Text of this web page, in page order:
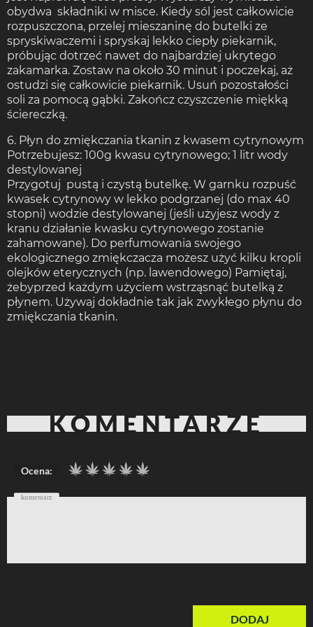
obydwa składniki w misce. Kiedy sól jest całkowicie
rozpuszczona, przelej mieszaninę do butelki ze
spryskiwaczemi i spryskaj lekko ciepły piekarnik,
próbując dotrzeć nawet do najbardziej ukrytego
zakamarka. Zostaw na około 30 minut i poczekaj, aż
ostudzi się całkowicie piekarnik. Usuń pozostałości
soli za pomocą gąbki. Zakończ czyszczenie miękką
ściereczką.
6. Płyn do zmiękczania tkanin z kwasem cytrynowym
Potrzebujesz: 100g kwasu cytrynowego; 1 litr wody
destylowanej
Przygotuj pustą i czystą butelkę. W garnku rozpuść
kwasek cytrynowy w lekko podgrzanej (do max 40
stopni) wodzie destylowanej (jeśli użyjesz wody z
kranu działanie kwasku cytrynowego zostanie
zahamowane). Do perfumowania swojego
ekologicznego zmiękczacza możesz użyć kilku kropli
olejków eterycznych (np. lawendowego) Pamiętaj,
żebyprzed każdym użyciem wstrząsnąć butelką z
płynem. Używaj dokładnie tak jak zwykłego płynu do
zmiękczania tkanin.
KOMENTARZE
Ocena:
komentarz
DODAJ